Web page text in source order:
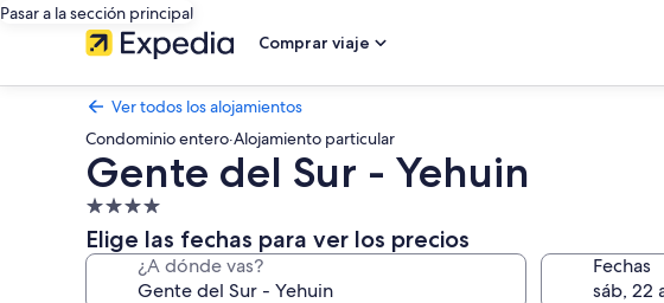
Pasar a la sección principal
Comprar viaje
Ver todos los alojamientos
Condominio entero·Alojamiento particular
Gente del Sur - Yehuin
Alojamiento
de
4.0 estrellas
Elige las fechas para ver los precios
¿A dónde vas? Fechas